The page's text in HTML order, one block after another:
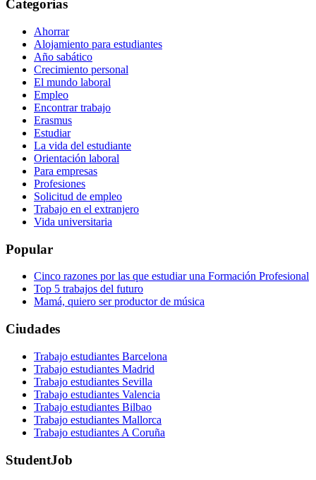
Categorias
Ahorrar
Alojamiento para estudiantes
Año sabático
Crecimiento personal
El mundo laboral
Empleo
Encontrar trabajo
Erasmus
Estudiar
La vida del estudiante
Orientación laboral
Para empresas
Profesiones
Solicitud de empleo
Trabajo en el extranjero
Vida universitaria
Popular
Cinco razones por las que estudiar una Formación Profesional
Top 5 trabajos del futuro
Mamá, quiero ser productor de música
Ciudades
Trabajo estudiantes Barcelona
Trabajo estudiantes Madrid
Trabajo estudiantes Sevilla
Trabajo estudiantes Valencia
Trabajo estudiantes Bilbao
Trabajo estudiantes Mallorca
Trabajo estudiantes A Coruña
StudentJob